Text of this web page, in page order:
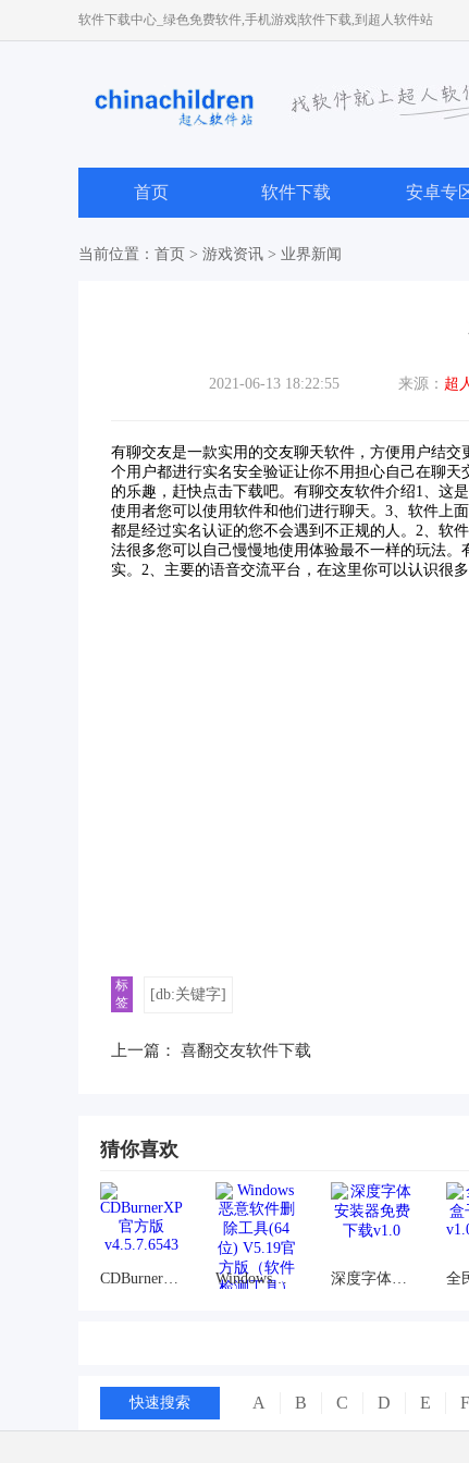
软件下载中心_绿色免费软件,手机游戏|软件下载,到超人软件站
首页 软件下载 安卓专
当前位置： 首页 > 游戏资讯 > 业界新闻
2021-06-13 18:22:55 来源： 超
有聊交友是一款实用的交友聊天软件，方便用户结
个用户都进行实名安全验证让你不用担心自己在聊
的乐趣，赶快点击下载吧。有聊交友软件介绍1、这
使用者您可以使用软件和他们进行聊天。3、软件上
都是经过实名认证的您不会遇到不正规的人。2、软
法很多您可以自己慢慢地使用体验最不一样的玩法
实。2、主要的语音交流平台，在这里你可以认识很
标
签
[db:关键字]
上一篇： 喜翻交友软件下载
猜你喜欢
CDBurnerXP官方版v4.5.7.6543 Windows恶意软件删除工具(64位) V5.19官方版（软件检测工具） 深度字体安装器免费下载v1.0
快速搜索 A B C D E F